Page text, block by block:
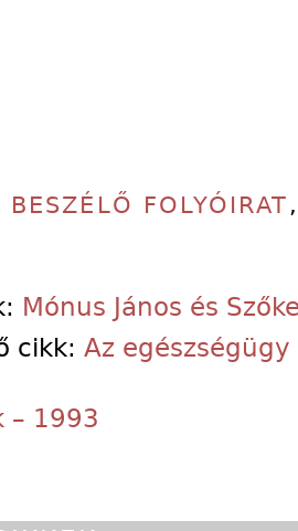
BESZÉLŐ FOLYÓIRAT
Mónus János és
cikk: Az
– 1993